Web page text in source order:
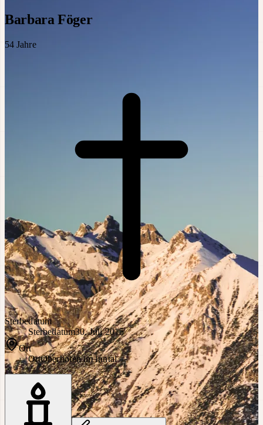
Barbara Föger
54 Jahre
Sterbedatum
Sterbedatum30. Juli 2015
Ort
OrtOberhofen im Inntal